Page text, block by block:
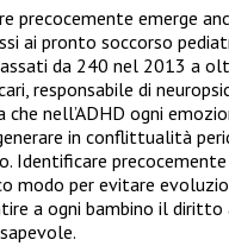
precocemente emerge
ai pronto soccorso
da 240 nel 2013 a
responsabile di
che nell’ADHD ogni
in conflittualità
Identificare
modo per evitare
a ogni bambino il diritto